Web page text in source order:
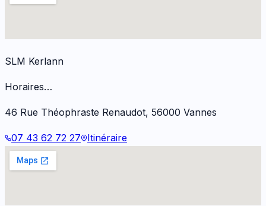
SLM Kerlann
Horaires…
46 Rue Théophraste Renaudot, 56000 Vannes
07 43 62 72 27 Itinéraire